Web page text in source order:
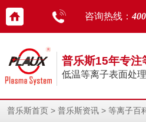
咨询热线：
普乐斯15年专注
低温等离子表面处
普乐斯首页 > 普乐斯资讯 > 等离子百